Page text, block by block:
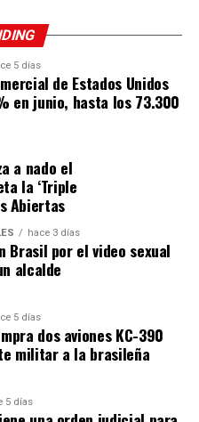
5 días
de Estados Unidos
en junio, hasta los 73.300
a nado el
la ‘Triple
Abiertas
hace 3 días
Brasil por el video sexual
alcalde
5 días
dos aviones KC-390
militar a la brasileña
5 días